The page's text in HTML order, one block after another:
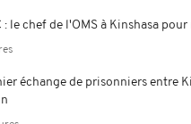
: le chef de l'OMS à Kinshasa
échange de prisonniers entre